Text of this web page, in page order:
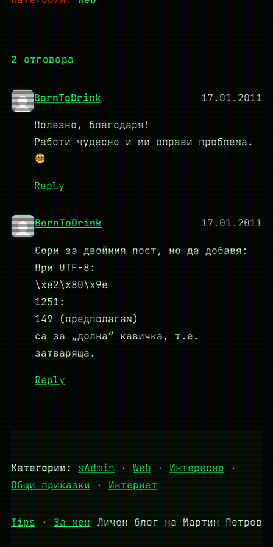
2 отговора
BornToDrink 17.01.2011
Полезно, благодаря!
Работи чудесно и ми оправи проблема.
Reply
BornToDrink 17.01.2011
Сори за двойния пост, но да добавя:
При UTF-8:
\xe2\x80\x9e
1251:
149 (предполагам)
са за „долна“ кавичка, т.е.
затваряща.
Reply
Категории: sAdmin · Web · Интересно ·
Общи приказки · Интернет
Tips · За мен Личен блог на Мартин Петров